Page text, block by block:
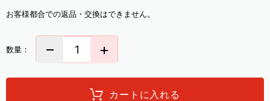
お客様都合での返品・交換はできません。
数量：
カートに入れる